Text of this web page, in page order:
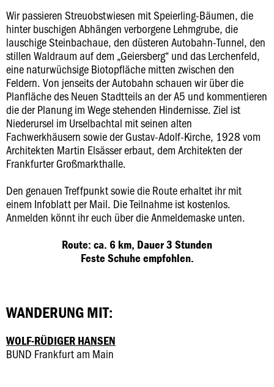
Wir passieren Streuobstwiesen mit Speierling-Bäumen, die
hinter buschigen Abhängen verborgene Lehmgrube, die
lauschige Steinbachaue, den düsteren Autobahn-Tunnel, den
stillen Waldraum auf dem „Geiersberg“ und das Lerchenfeld,
eine naturwüchsige Biotopfläche mitten zwischen den
Feldern. Von jenseits der Autobahn schauen wir über die
Planfläche des Neuen Stadtteils an der A5 und kommentieren
die der Planung im Wege stehenden Hindernisse. Ziel ist
Niederursel im Urselbachtal mit seinen alten
Fachwerkhäusern sowie der Gustav-Adolf-Kirche, 1928 vom
Architekten Martin Elsässer erbaut, dem Architekten der
Frankfurter Großmarkthalle.
Den genauen Treffpunkt sowie die Route erhaltet ihr mit
einem Infoblatt per Mail. Die Teilnahme ist kostenlos.
Anmelden könnt ihr euch über die Anmeldemaske unten.
Route: ca. 6 km, Dauer 3 Stunden
Feste Schuhe empfohlen.
WANDERUNG MIT:
WOLF-RÜDIGER HANSEN
BUND Frankfurt am Main